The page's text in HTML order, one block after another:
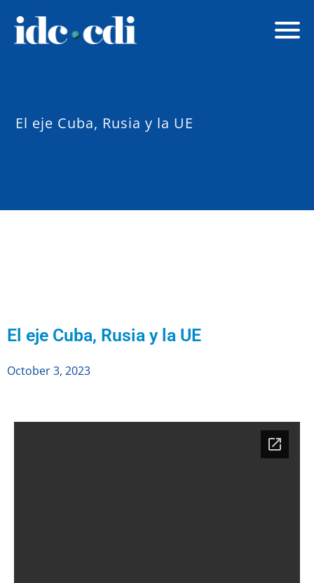
El eje Cuba, Rusia y la UE
El eje Cuba, Rusia y la UE
October 3, 2023